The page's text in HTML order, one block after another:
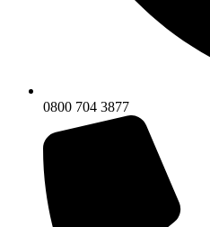
0800 704 3877